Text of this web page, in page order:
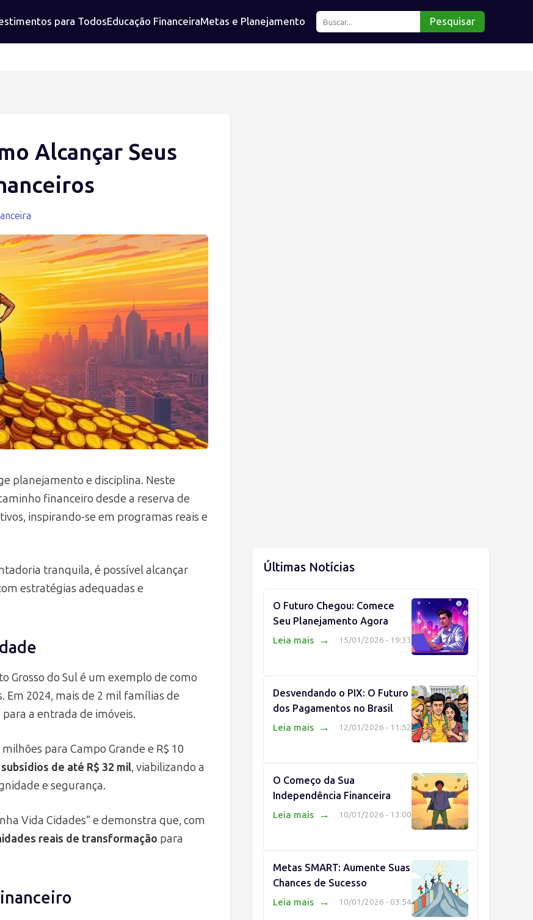
para TodosEducação FinanceiraMetas e Planejamento Pesquisar
Alcançar Seus
planejamento e disciplina. Neste
financeiro desde a reserva de
inspirando-se em programas reais e
tranquila, é possível alcançar
estratégias adequadas e
Grosso do Sul é um exemplo de como
2024, mais de 2 mil famílias de
a entrada de imóveis.
para Campo Grande e R$ 10
subsídios de até R$ 32 mil, viabilizando a
e segurança.
Vida Cidades” e demonstra que, com
reais de transformação para
Últimas Notícias
O Futuro Chegou: Comece
Seu Planejamento Agora
15/01/2026 - 19:33
Leia mais →
Desvendando o PIX: O Futuro
dos Pagamentos no Brasil
12/01/2026 - 11:52
Leia mais →
O Começo da Sua
Independência Financeira
10/01/2026 - 13:00
Leia mais →
Metas SMART: Aumente Suas
Chances de Sucesso
10/01/2026 - 03:54
Leia mais →